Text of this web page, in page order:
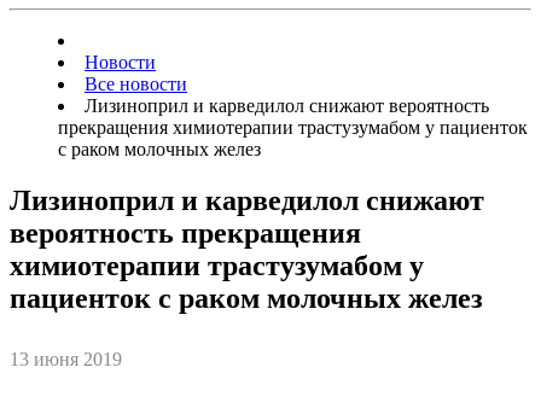
Новости
Все новости
Лизиноприл и карведилол снижают вероятность
прекращения химиотерапии трастузумабом у пациенток
с раком молочных желез
Лизиноприл и карведилол снижают
вероятность прекращения
химиотерапии трастузумабом у
пациенток с раком молочных желез
13 июня 2019